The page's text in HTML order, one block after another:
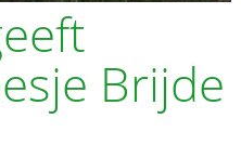
Brijde